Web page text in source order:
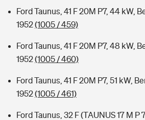
Ford Taunus, 41 F 20M P7, 44 kW,
1952(1005 / 459)
Ford Taunus, 41 F 20M P7, 48 kW,
1952(1005 / 460)
Ford Taunus, 41 F 20M P7, 51 kW,
1952(1005 / 461)
Ford Taunus, 32 F (TAUNUS 17 M P